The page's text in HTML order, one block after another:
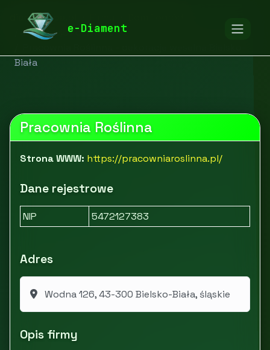
e-Diament
diamentspa.pl
Dekoracje i oświetlenie
Biała
Pracownia Roślinna
Strona WWW: https://pracowniaroslinna.pl/
Dane rejestrowe
NIP 5472127383
Adres
Wodna 126, 43-300 Bielsko-Biała, śląskie
Opis firmy